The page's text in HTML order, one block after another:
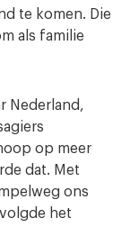
te komen. Die
als familie
Nederland,
op meer
dat. Met
ons
het